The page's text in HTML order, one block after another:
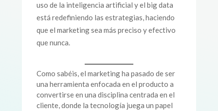
uso de la inteligencia artificial y el big data
está redefiniendo las estrategias, haciendo
que el marketing sea más preciso y efectivo
que nunca.
Como sabéis, el marketing ha pasado de ser
una herramienta enfocada en el producto a
convertirse en una disciplina centrada en el
cliente, donde la tecnología juega un papel